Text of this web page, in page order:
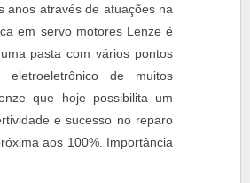
anos através de atuações na
em servo motores Lenze é
pasta com vários pontos
eletroeletrônico de muitos
que hoje possibilita um
e sucesso no reparo
aos 100%. Importância